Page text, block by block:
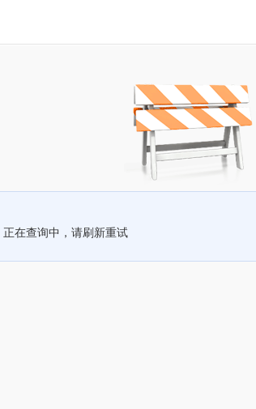
正在查询中，请刷新重试